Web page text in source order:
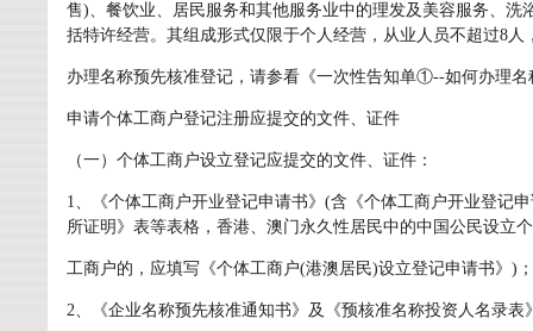
售)、餐饮业、居民服务和其他服务业中的理发及美容服务、洗
括特许经营。其组成形式仅限于个人经营，从业人员不超过8人
办理名称预先核准登记，请参看《一次性告知单①--如何办理名
申请个体工商户登记注册应提交的文件、证件
（一）个体工商户设立登记应提交的文件、证件：
1、《个体工商户开业登记申请书》(含《个体工商户开业登记
所证明》表等表格，香港、澳门永久性居民中的中国公民设立
工商户的，应填写《个体工商户(港澳居民)设立登记申请书》)；
2、《企业名称预先核准通知书》及《预核准名称投资人名录